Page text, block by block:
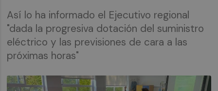
Así lo ha informado el Ejecutivo regional
"dada la progresiva dotación del suministro
eléctrico y las previsiones de cara a las
próximas horas"